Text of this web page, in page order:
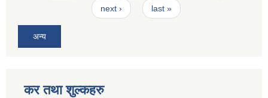
next › last »
अन्य
कर तथा शुल्कहरु